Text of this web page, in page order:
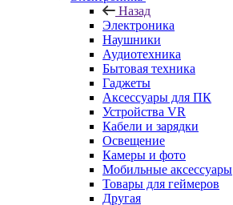
Назад
Электроника
Наушники
Аудиотехника
Бытовая техника
Гаджеты
Аксессуары для ПК
Устройства VR
Кабели и зарядки
Освещение
Камеры и фото
Мобильные аксессуары
Товары для геймеров
Другая